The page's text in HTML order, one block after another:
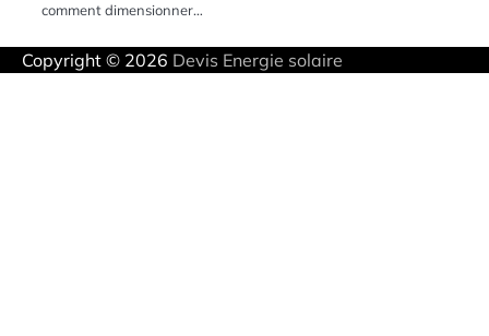
comment dimensionner…
Copyright © 2026 Devis Energie solaire